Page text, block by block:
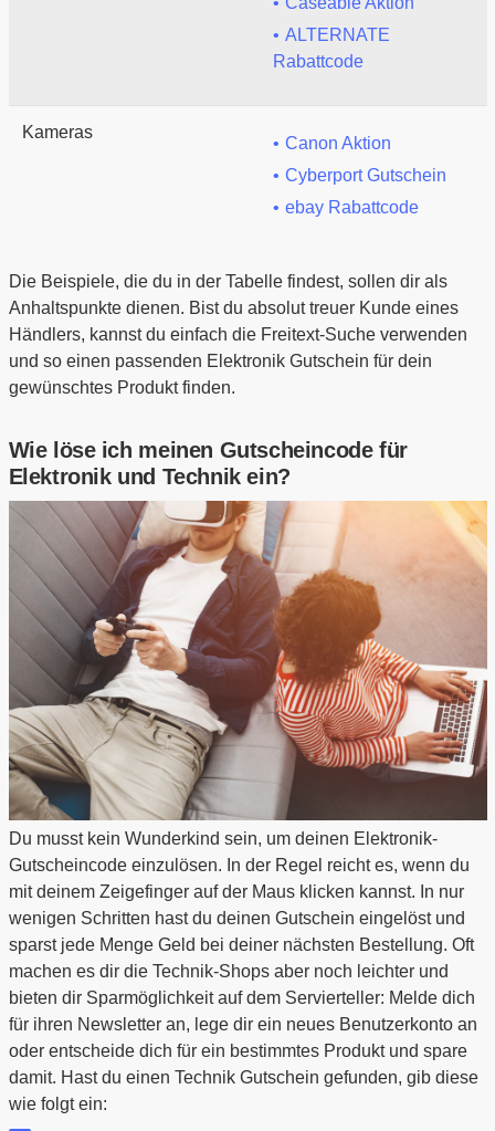
ALTERNATE
Rabattcode
Kameras
Canon Aktion
Cyberport Gutschein
ebay Rabattcode
Die Beispiele, die du in der Tabelle findest, sollen dir als
Anhaltspunkte dienen. Bist du absolut treuer Kunde eines
Händlers, kannst du einfach die Freitext-Suche verwenden
und so einen passenden Elektronik Gutschein für dein
gewünschtes Produkt finden.
Wie löse ich meinen Gutscheincode für
Elektronik und Technik ein?
Du musst kein Wunderkind sein, um deinen Elektronik-
Gutscheincode einzulösen. In der Regel reicht es, wenn du
mit deinem Zeigefinger auf der Maus klicken kannst. In nur
wenigen Schritten hast du deinen Gutschein eingelöst und
sparst jede Menge Geld bei deiner nächsten Bestellung. Oft
machen es dir die Technik-Shops aber noch leichter und
bieten dir Sparmöglichkeit auf dem Servierteller: Melde dich
für ihren Newsletter an, lege dir ein neues Benutzerkonto an
oder entscheide dich für ein bestimmtes Produkt und spare
damit. Hast du einen Technik Gutschein gefunden, gib diese
wie folgt ein: